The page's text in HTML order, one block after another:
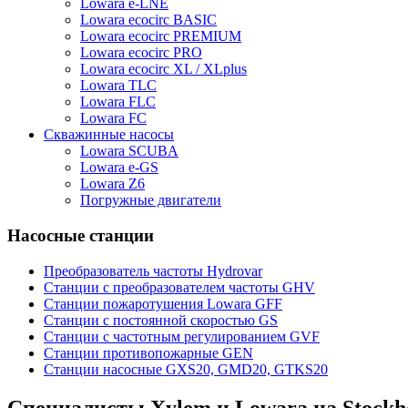
Lowara e-LNE
Lowara ecocirc BASIC
Lowara ecocirc PREMIUM
Lowara ecocirc PRO
Lowara ecocirc XL / XLplus
Lowara TLC
Lowara FLC
Lowara FC
Скважинные насосы
Lowara SCUBA
Lowara e-GS
Lowara Z6
Погружные двигатели
Насосные станции
Преобразователь частоты Hydrovar
Станции с преобразователем частоты GHV
Станции пожаротушения Lowara GFF
Станции с постоянной скоростью GS
Станции с частотным регулированием GVF
Станции противопожарные GEN
Станции насосные GXS20, GMD20, GTKS20